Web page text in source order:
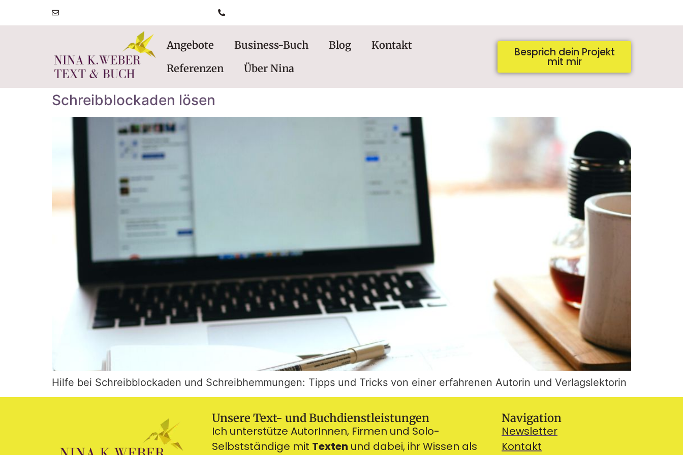
Angebote Business-Buch Blog
Kontakt
Referenzen
Über Nina
Besprich dein Projekt
mit mir
Schreibblockaden lösen
Hilfe bei Schreibblockaden und Schreibhemmungen: Tipps und Tricks von einer erfahrenen Autorin und Verlagslektorin
Ich unterstütze AutorInnen, Firmen und Solo-
Selbstständige mit Texten und dabei, ihr Wissen als
Unsere Text- und Buchdienstleistungen
Navigation
Newsletter
Kontakt